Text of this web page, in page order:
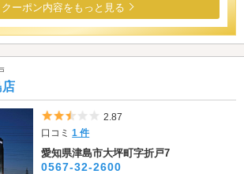
クーポン内容をもっと見る
店
5つ星のうち2.5
2.87
口コミ1 件
愛知県津島市大坪町字折戸7
0567-32-2600